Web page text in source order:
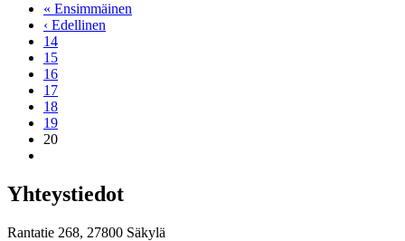
« Ensimmäinen
‹ Edellinen
14
15
16
17
18
19
20
Yhteystiedot
Rantatie 268, 27800 Säkylä